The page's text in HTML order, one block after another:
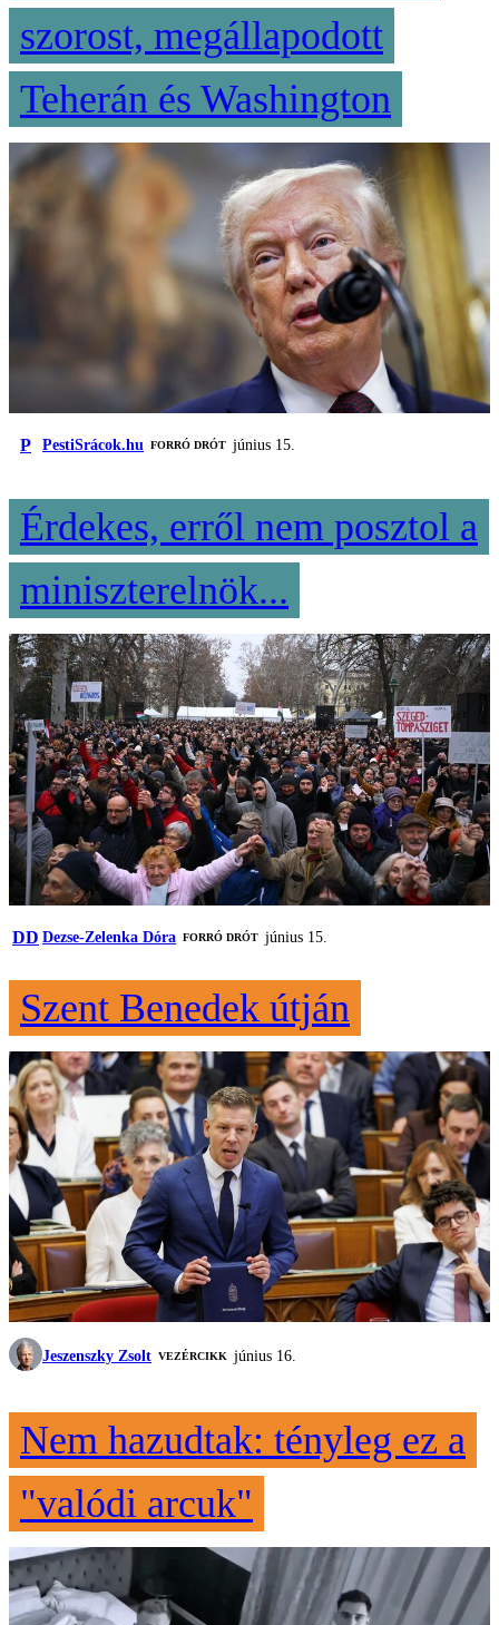
szorost, megállapodott
Teherán és Washington
P PestiSrácok.hu FORRÓ DRÓT június 15.
Érdekes, erről nem posztol a
miniszterelnök...
DD Dezse-Zelenka Dóra FORRÓ DRÓT június 15.
Szent Benedek útján
Jeszenszky Zsolt VEZÉRCIKK június 16.
Nem hazudtak: tényleg ez a
"valódi arcuk"